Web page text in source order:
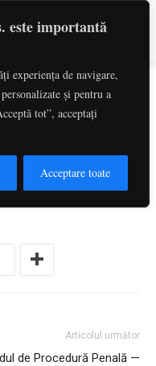
este importantă
experiența de navigare,
și pentru a
tot”, acceptați
Acceptare toate
Penală —
Articolul următor
de Procedură Penală —